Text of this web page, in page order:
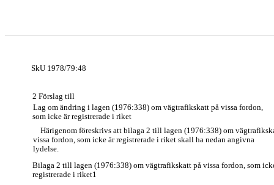
SkU 1978/79:48
2 Förslag till
Lag om ändring i lagen (1976:338) om vägtrafikskatt på vissa fordon,
som icke är registrerade i riket
Härigenom föreskrivs att bilaga 2 till lagen (1976:338) om
vissa fordon, som icke är registrerade i riket skall ha nedan angivna
lydelse.
Bilaga 2 till lagen (1976:338) om vägtrafikskatt på vissa fordon, som
registrerade i riket1